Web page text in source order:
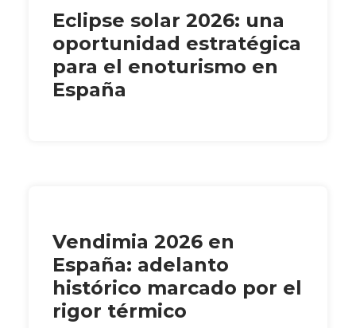
Eclipse solar 2026: una
oportunidad estratégica
para el enoturismo en
España
Vendimia 2026 en
España: adelanto
histórico marcado por el
rigor térmico